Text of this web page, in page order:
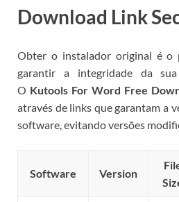
Download Link
Obter o instalador original é o
garantir a integridade da
O Kutools For Word Free
através de links que garantam a
software, evitando versões
Software Version